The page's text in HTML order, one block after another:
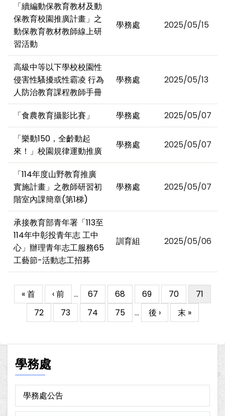
「續編動保教育教材及動
保教育校園推廣計畫」之
動保教育教材教師線上研
習活動
學務處 2025/05/15
高級中等以下學校校園性
侵害性騷擾或性霸凌 行為
人防治教育課程教師手冊
學務處 2025/05/13
「食農教育攝影比賽」 學務處
2025/05/07
「樂動150，全齡動起
來！」校園規律運動推廣
學務處 2025/05/07
「114年度山野教育推廣
實施計畫」之教師研習初
階室內課簡章(第1梯)
學務處 2025/05/07
承接教育部青年署「113至
114年中彰投青年志 工中
心」辦理青年志工服務65
工藝節-活動志工招募
訓育組 2025/05/06
Pagination
First
page
« 首
Previous
page
‹ 前 … Page
67 Page
68 Page
69 Page
70
目
前
頁
71
Page
72 Page
73 Page
74 Page
75 …
下
一
後 ›
Last
page
末 »
學務處
學務處公告